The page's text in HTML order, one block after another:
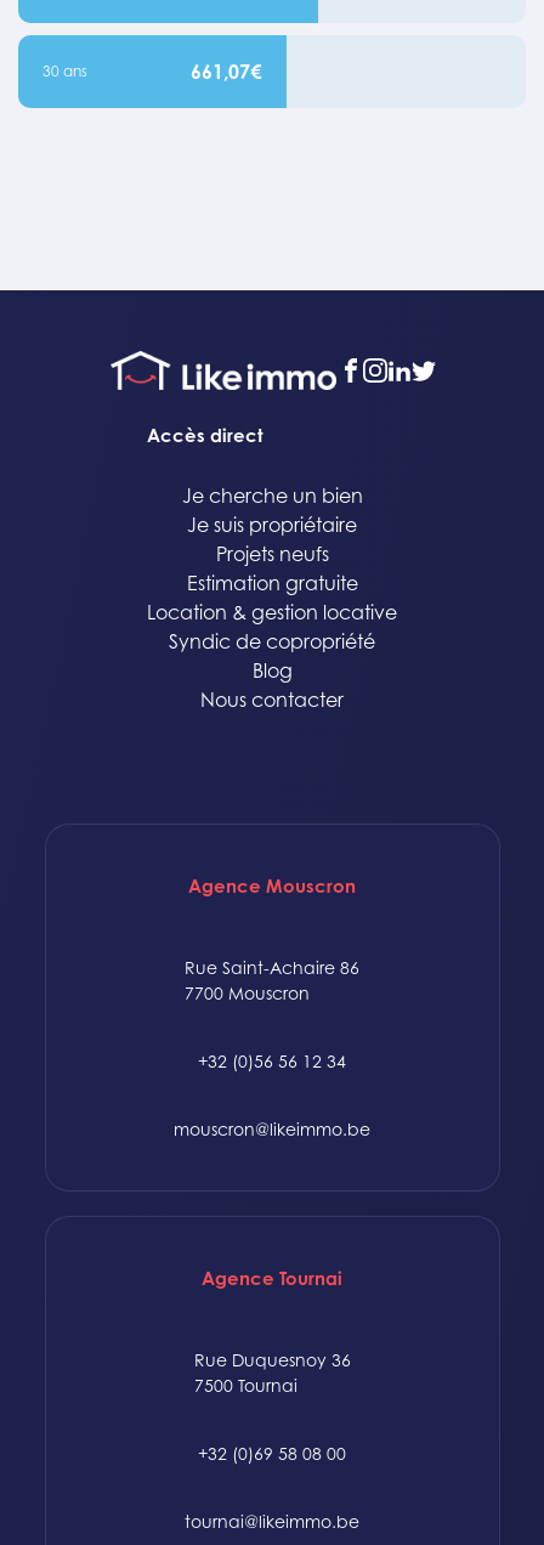
30 ans 661,07€
facebook
instagram
linkedin
twitter
Accès direct
Je cherche un bien
Je suis propriétaire
Projets neufs
Estimation gratuite
Location & gestion locative
Syndic de copropriété
Blog
Nous contacter
Agence Mouscron
Rue Saint-Achaire 86
7700 Mouscron
+32 (0)56 56 12 34
mouscron@likeimmo.be
Agence Tournai
Rue Duquesnoy 36
7500 Tournai
+32 (0)69 58 08 00
tournai@likeimmo.be